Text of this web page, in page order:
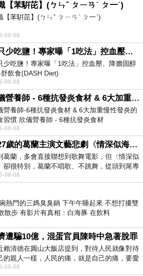
【苯騈芘】(ㄅㄣˇ ㄆㄧㄢˊ ㄆ一ˊ)
【苯騈芘】(ㄅㄣˇ ㄆㄧㄢˊ ㄆ一ˊ)
08-08
不只少吃鹽！專家曝「1吃法」控血壓、降膽固醇 - 得舒飲食(DASH Diet)
少吃鹽！專家曝「1吃法」控血壓、降膽固醇
飲食(DASH Diet)
www.facebook.com/dietitiansophia/
157966
08-08
欣儀營養師 - 6種抗發炎食材 & 6大加重慢性發炎的飲食習慣
營養師-6種抗發炎食材 & 6大加重慢性發炎的
習慣 欣儀營養師 - 6種抗發炎食材
www.facebook.com/photo/?fbid=147
08-08
AI27歲的葛蘭主演文藝悲劇〈情深似海〉 #戀上老電影 #葛蘭 #粟子
葛蘭，多會直接聯想到歌舞電影，但〈情深似
卻很特別，葛蘭不唱歌、不跳舞，從頭到尾專
戲。拍攝期間，經常工作超過12個鐘
08-08
熱門的三媽臭臭鍋 下午午睡起來 不想打擾雙
散步 有影片有真相：白海豚 在飲料
遭騙10億，混蛋官員陳時中急著脫罪
賴清德在圓山大飯店提到，對待人民就像對待
的親人一樣，人民的痛，就是自己的痛，要愛
親，說的這麼好聽，實際上根本沒做
08-08